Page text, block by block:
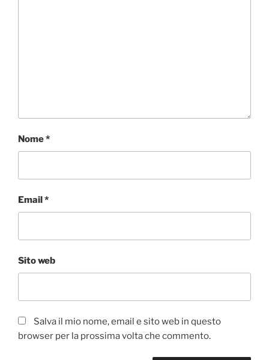
Nome*
Email*
Sito web
Salva il mio nome, email e sito web in questo
browser per la prossima volta che commento.